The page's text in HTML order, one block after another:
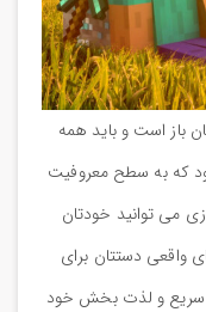
باز است و باید همه
که به سطح معروفیت
می توانید خودتان
واقعی دستتان برای
سریع و لذت بخش خود